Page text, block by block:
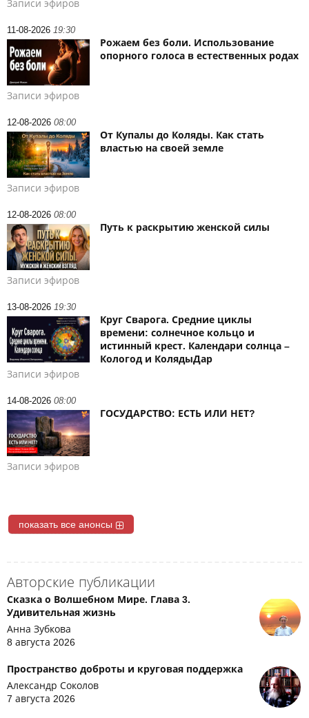
Записи эфиров
11-08-2026 19:30
Рожаем без боли. Использование
опорного голоса в естественных родах
Записи эфиров
12-08-2026 08:00
От Купалы до Коляды. Как стать
властью на своей земле
Записи эфиров
12-08-2026 08:00
Путь к раскрытию женской силы
Записи эфиров
13-08-2026 19:30
Круг Сварога. Средние циклы
времени: солнечное кольцо и
истинный крест. Календари солнца –
Кологод и КолядыДар
Записи эфиров
14-08-2026 08:00
ГОСУДАРСТВО: ЕСТЬ ИЛИ НЕТ?
Записи эфиров
показать все анонсы
Авторские публикации
Сказка о Волшебном Мире. Глава 3.
Удивительная жизнь
Анна Зубкова
8 августа 2026
Пространство доброты и круговая поддержка
Александр Соколов
7 августа 2026